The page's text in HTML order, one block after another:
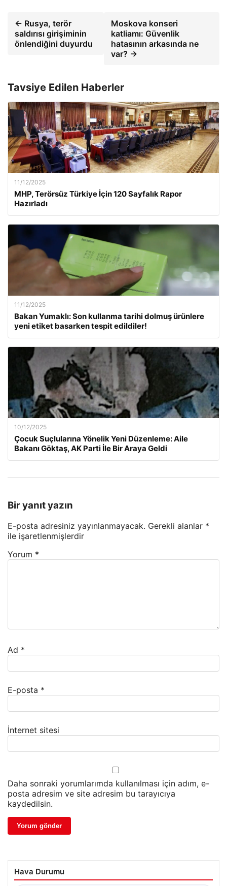
← Rusya, terör
saldırısı girişiminin
önlendiğini duyurdu
Moskova konseri
katliamı: Güvenlik
hatasının arkasında ne
var? →
Tavsiye Edilen Haberler
11/12/2025
MHP, Terörsüz Türkiye İçin 120 Sayfalık Rapor
Hazırladı
11/12/2025
Bakan Yumaklı: Son kullanma tarihi dolmuş ürünlere
yeni etiket basarken tespit edildiler!
10/12/2025
Çocuk Suçlularına Yönelik Yeni Düzenleme: Aile
Bakanı Göktaş, AK Parti İle Bir Araya Geldi
Bir yanıt yazın
E-posta adresiniz yayınlanmayacak. Gerekli alanlar *
ile işaretlenmişlerdir
Yorum *
Ad *
E-posta *
İnternet sitesi
Daha sonraki yorumlarımda kullanılması için adım, e-
posta adresim ve site adresim bu tarayıcıya
kaydedilsin.
Hava Durumu